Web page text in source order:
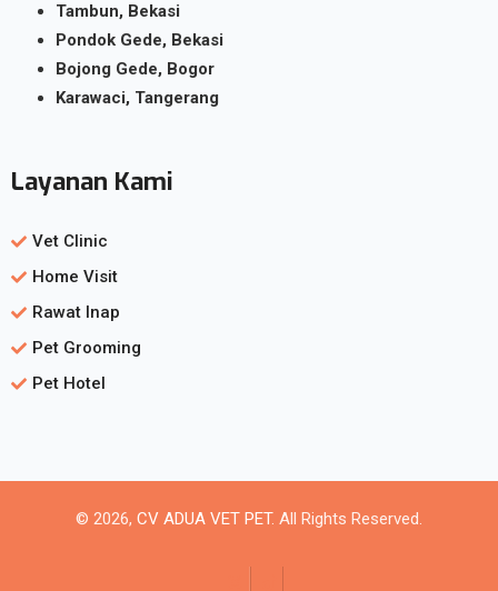
Tambun, Bekasi
Pondok Gede, Bekasi
Bojong Gede, Bogor
Karawaci, Tangerang
Layanan Kami
Vet Clinic
Home Visit
Rawat Inap
Pet Grooming
Pet Hotel
© 2026, CV ADUA VET PET. All Rights Reserved.